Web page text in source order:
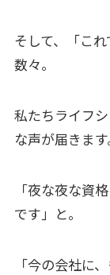
そして、「こ
数々。
私たちライフ
な声が届きます
「夜な夜な資
です」と。
「今の会社に